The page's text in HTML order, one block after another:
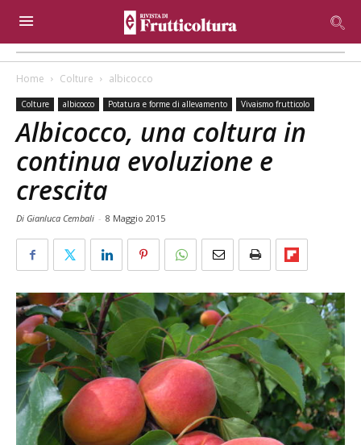
Home Colture albicocco
Colture albicocco Potatura e forme di allevamento Vivaismo frutticolo
Albicocco, una coltura in
continua evoluzione e
crescita
Di Gianluca Cembali - 8 Maggio 2015